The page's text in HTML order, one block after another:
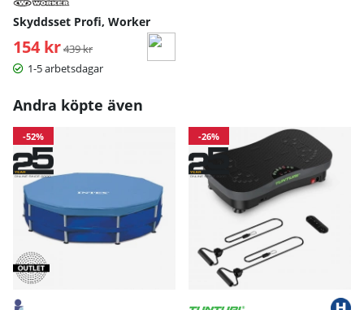
Skyddsset Profi, Worker
154 kr Ordinarie pris:
439 kr
1-5 arbetsdagar
Andra köpte även
-52% -26%